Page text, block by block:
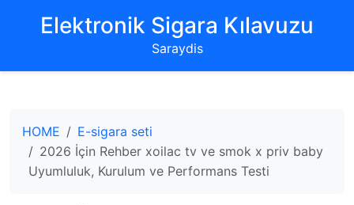
‌Elektronik Sigara Kılavuzu‌
Saraydis
HOME
E-sigara seti
2026 İçin Rehber xoilac tv ve smok x priv baby
Uyumluluk, Kurulum ve Performans Testi